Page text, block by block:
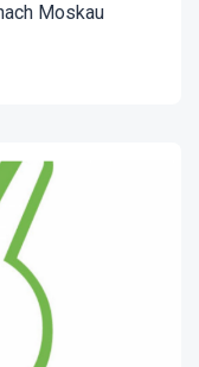
Moskau